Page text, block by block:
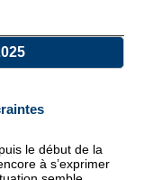
le début de la
à s’exprimer